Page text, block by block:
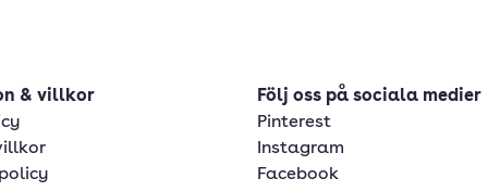
& villkor
Följ oss på sociala medier
Pinterest
Instagram
Facebook